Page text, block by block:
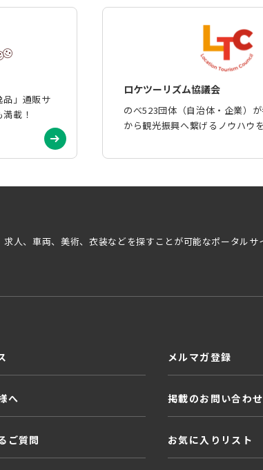
品」通販サ
載！
ロケツーリズム協議会
のべ523団体（自治体・企業）
から観光振興へ繋げるノウハウを
人、車両、美術、衣装などを探すことが可能なポータルサ
へ
ご質問
メルマガ登録
掲載のお問い合わせ
お気に入りリスト